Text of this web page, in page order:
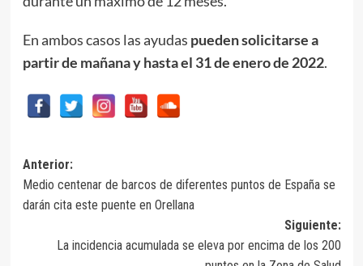
En ambos casos las ayudas pueden solicitarse a
partir de mañana y hasta el 31 de enero de 2022.
Navegación
de
entradas
Anterior:
Medio centenar de barcos de diferentes puntos de España se
darán cita este puente en Orellana
Siguiente:
La incidencia acumulada se eleva por encima de los 200